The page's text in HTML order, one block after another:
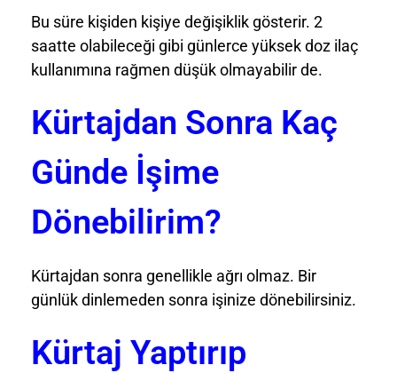
Bu süre kişiden kişiye değişiklik gösterir. 2
saatte olabileceği gibi günlerce yüksek doz ilaç
kullanımına rağmen düşük olmayabilir de.
Kürtajdan Sonra Kaç
Günde İşime
Dönebilirim?
Kürtajdan sonra genellikle ağrı olmaz. Bir
günlük dinlemeden sonra işinize dönebilirsiniz.
Kürtaj Yaptırıp